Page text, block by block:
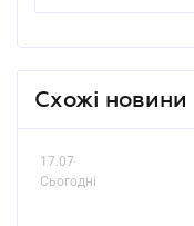
Схожі новини
17.07
Сьогодні